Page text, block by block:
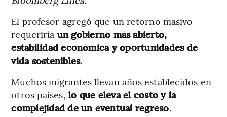
El profesor agregó que un retorno masivo
requeriría un gobierno más abierto,
estabilidad económica y oportunidades de
vida sostenibles.
Muchos migrantes llevan años establecidos en
otros países, lo que eleva el costo y la
complejidad de un eventual regreso.